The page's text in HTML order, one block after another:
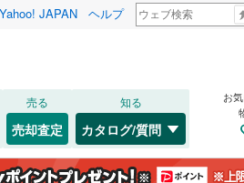
Yahoo! JAPAN ヘルプ
売る
売却査定
知る
カタログ/質問
お